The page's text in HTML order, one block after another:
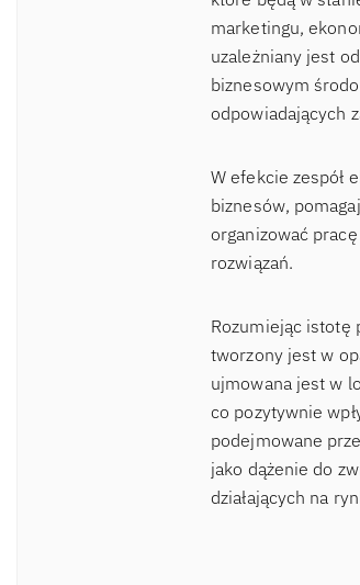
marketingu,
uzależniany jest
biznesowym
odpowiadających
W efekcie zespół
biznesów,
organizować
rozwiązań.
Rozumiejąc istotę
tworzony jest w
ujmowana jest w
co pozytywnie
podejmowane
jako dążenie do
działających na